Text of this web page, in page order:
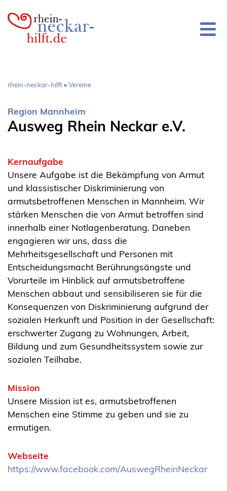
zum
Pfadnavigation
rhein-neckar-hilft Vereine
Region Mannheim
Ausweg Rhein Neckar e.V.
Kernaufgabe
Unsere Aufgabe ist die Bekämpfung von Armut
und klassistischer Diskriminierung von
armutsbetroffenen Menschen in Mannheim. Wir
stärken Menschen die von Armut betroffen sind
innerhalb einer Notlagenberatung. Daneben
engagieren wir uns, dass die
Mehrheitsgesellschaft und Personen mit
Entscheidungsmacht Berührungsängste und
Vorurteile im Hinblick auf armutsbetroffene
Menschen abbaut und sensibiliseren sie für die
Konsequenzen von Diskriminierung aufgrund der
sozialen Herkunft und Position in der Gesellschaft:
erschwerter Zugang zu Wohnungen, Arbeit,
Bildung und zum Gesundheitssystem sowie zur
sozialen Teilhabe.
Mission
Unsere Mission ist es, armutsbetroffenen
Menschen eine Stimme zu geben und sie zu
ermutigen.
Webseite
https://www.facebook.com/AuswegRheinNeckar